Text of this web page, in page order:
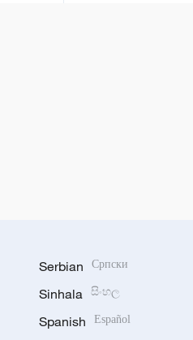
Serbian Српски
Sinhala සිංහල
Spanish Español